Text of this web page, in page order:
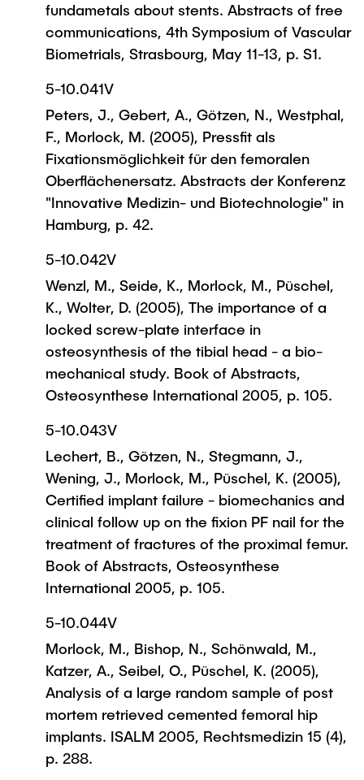
fundametals about stents. Abstracts of free
communications, 4th Symposium of Vascular
Biometrials, Strasbourg, May 11-13, p. S1.
5-10.041V
Peters, J., Gebert, A., Götzen, N., Westphal,
F., Morlock, M. (2005), Pressfit als
Fixationsmöglichkeit für den femoralen
Oberflächenersatz. Abstracts der Konferenz
"Innovative Medizin- und Biotechnologie" in
Hamburg, p. 42.
5-10.042V
Wenzl, M., Seide, K., Morlock, M., Püschel,
K., Wolter, D. (2005), The importance of a
locked screw-plate interface in
osteosynthesis of the tibial head - a bio-
mechanical study. Book of Abstracts,
Osteosynthese International 2005, p. 105.
5-10.043V
Lechert, B., Götzen, N., Stegmann, J.,
Wening, J., Morlock, M., Püschel, K. (2005),
Certified implant failure - biomechanics and
clinical follow up on the fixion PF nail for the
treatment of fractures of the proximal femur.
Book of Abstracts, Osteosynthese
International 2005, p. 105.
5-10.044V
Morlock, M., Bishop, N., Schönwald, M.,
Katzer, A., Seibel, O., Püschel, K. (2005),
Analysis of a large random sample of post
mortem retrieved cemented femoral hip
implants. ISALM 2005, Rechtsmedizin 15 (4),
p. 288.